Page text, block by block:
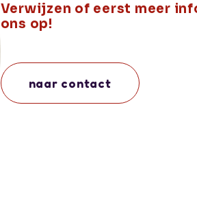
Verwijzen of eerst meer
ons op!
naar contact